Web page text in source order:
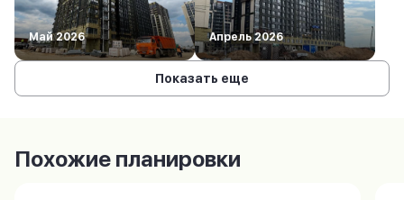
Май 2026 Апрель 2026
Показать еще
Похожие планировки